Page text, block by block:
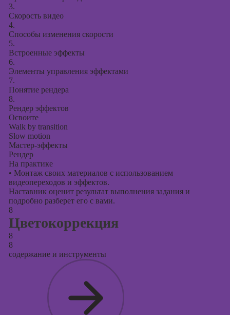
3.
Скорость видео
4.
Способы изменения скорости
5.
Встроенные эффекты
6.
Элементы управления эффектами
7.
Понятие рендера
8.
Рендер эффектов
Освоите
Walk by transition
Slow motion
Мастер-эффекты
Рендер
На практике
• Монтаж своих материалов с использованием
видеопереходов и эффектов.
Наставник оценит результат выполнения задания и
подробно разберет его с вами.
8
Цветокоррекция
8
8
содержание и инструменты